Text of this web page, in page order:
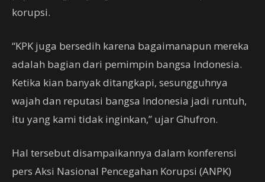
korupsi.
“KPK juga bersedih karena bagaimanapun mereka
adalah bagian dari pemimpin bangsa Indonesia.
Ketika kian banyak ditangkapi, sesungguhnya
wajah dan reputasi bangsa Indonesia jadi runtuh,
itu yang kami tidak inginkan,” ujar Ghufron.
Hal tersebut disampaikannya dalam konferensi
pers Aksi Nasional Pencegahan Korupsi (ANPK)